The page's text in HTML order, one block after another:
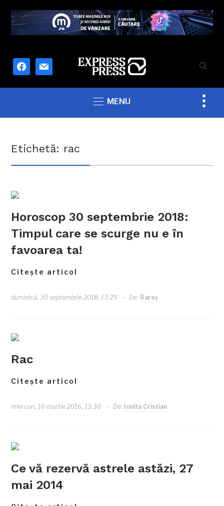
facebook
mail
MENU
Etichetă: rac
Horoscop 30 septembrie 2018:
Timpul care se scurge nu e în
favoarea ta!
Citește articol
duminică, 30 septembrie 2018, 13:29 De: Rareş
Rac
Citește articol
miercuri, 16 martie 2016, 13:30 De: Ionita Cristian
Ce vă rezervă astrele astăzi, 27
mai 2014